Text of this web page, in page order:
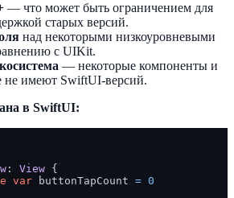
— что может быть ограничением для
старых версий.
над некоторыми низкоуровневыми
с UIKit.
— некоторые компоненты и
не имеют SwiftUI-версий.
в SwiftUI:
: View {
var buttonTapCount = 0